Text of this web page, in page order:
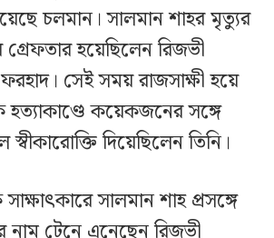
চলমান। সালমান শাহর মৃত্যুর
হয়েছিলেন রিজভী
সেই সময় রাজসাক্ষী হয়ে
হত্যাকাণ্ডে কয়েকজনের সঙ্গে
দিয়েছিলেন তিনি।
সালমান শাহ প্রসঙ্গে